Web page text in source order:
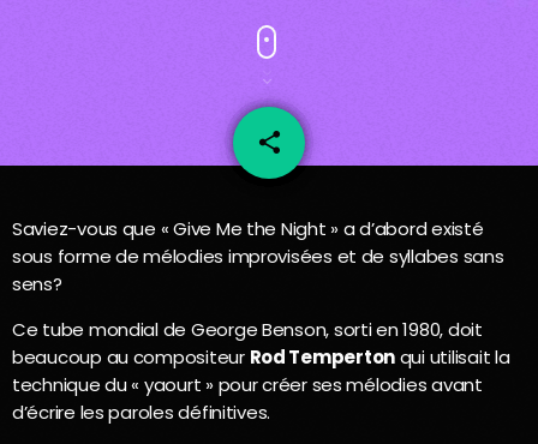
share
43
email
Saviez-vous que « Give Me the Night » a d’abord existé
sous forme de mélodies improvisées et de syllabes sans
sens?
Ce tube mondial de George Benson, sorti en 1980, doit
beaucoup au compositeur Rod Tempertonqui utilisait la
technique du « yaourt » pour créer ses mélodies avant
d’écrire les paroles définitives.